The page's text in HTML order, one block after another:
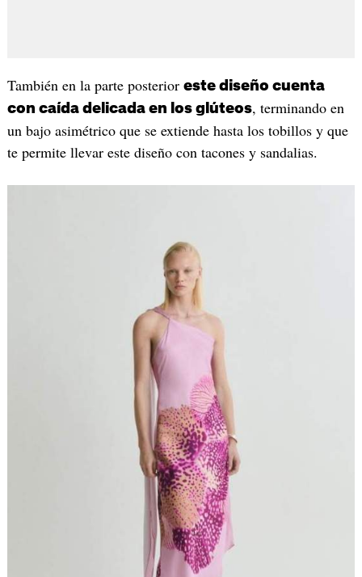
También en la parte posterior este diseño cuenta
con caída delicada en los glúteos, terminando en
un bajo asimétrico que se extiende hasta los tobillos y que
te permite llevar este diseño con tacones y sandalias.